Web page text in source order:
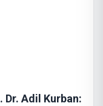
Dr. Adil Kurban: